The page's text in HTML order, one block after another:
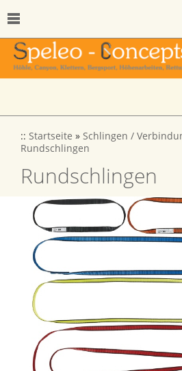
:: Startseite » Schlingen /
Rundschlingen
Rundschlingen